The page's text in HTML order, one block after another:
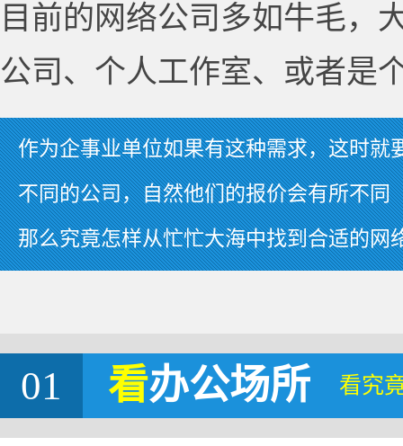
目前的网络公司多如牛毛，
公司、个人工作室、或者是
作为企事业单位如果有这种需求，这时就
不同的公司，自然他们的报价会有所不同
那么究竟怎样从忙忙大海中找到合适的网
01 看办公场所 看究